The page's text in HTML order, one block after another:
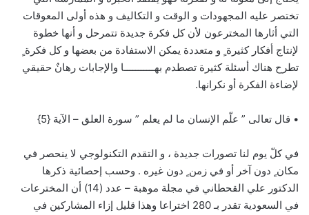
تختصر عليه المجهودات و الوقت و التكاليف و هذه أولى المعوقات
التي أثارها المخترعون لأن كل فكرة جديدة تتمرحل و أنها خطوة
لإنتاج أفكار كثيرة ٍ و متعددة يمكن الاستفادة من بعضها و كل فكرة ٍ
تطرح هناك أسئلة كثيرة تصطدم بهـــــــــــا والإجابات رهانٌ حقيقي
لإضاءة الفكرة أو نكرانها.
• قال تعالى ” علّم الإنسان ما لم يعلم ” سورة العلق – الآية {5}
في كلّ يوم لنا تصورات جديدة ، و التقدم التكنولوجي لا ينحصر في
مكان ٍ دون آخر أو في زمن ٍ دون غيره . وحسب إحصائية ذكرها
الدكتور علي القحطاني في مجلة موهبة – عدد (14) أن المخترعات
في السعودية تقدر بـ 280 اختراعا وهذا قليل إزاء المشاركين في